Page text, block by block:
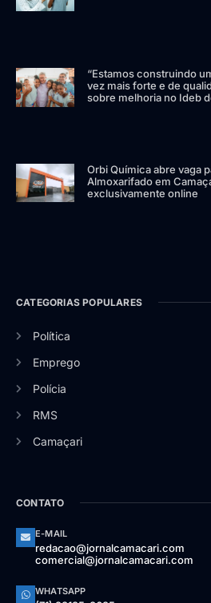
“Estamos construindo
vez mais forte e de
sobre melhoria no Ideb
Orbi Química abre vaga
Almoxarifado em
exclusivamente online
CATEGORIAS POPULARES
Política
Emprego
Polícia
RMS
Camaçari
CONTATO
E-MAIL
redacao@jornalcamacari.com
comercial@jornalcamacari.com
WHATSAPP